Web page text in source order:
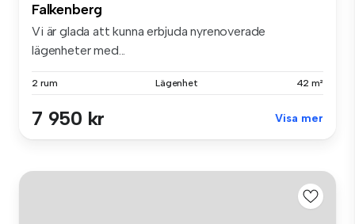
Falkenberg
Vi är glada att kunna erbjuda nyrenoverade
lägenheter med...
2 rum Lägenhet 42 m²
7 950 kr Visa mer